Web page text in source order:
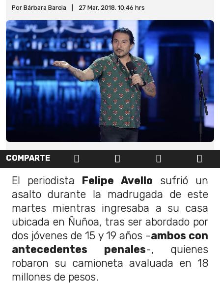
Por Bárbara Barcia 27 Mar, 2018. 10:46 hrs
COMPARTE
El periodista Felipe Avello sufrió un
asalto durante la madrugada de este
martes mientras ingresaba a su casa
ubicada en Ñuñoa, tras ser abordado por
dos jóvenes de 15 y 19 años -ambos con
antecedentes penales-, quienes
robaron su camioneta avaluada en 18
millones de pesos.